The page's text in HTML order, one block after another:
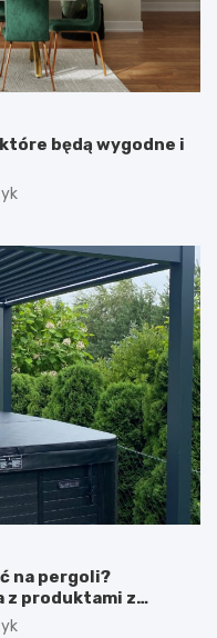
będą wygodne i
na pergoli?
z produktami z